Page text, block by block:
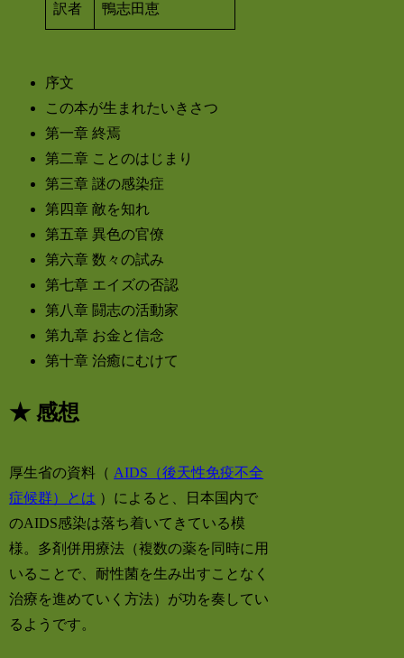
訳者 鴨志田恵
序文
この本が生まれたいきさつ
第一章 終焉
第二章 ことのはじまり
第三章 謎の感染症
第四章 敵を知れ
第五章 異色の官僚
第六章 数々の試み
第七章 エイズの否認
第八章 闘志の活動家
第九章 お金と信念
第十章 治癒にむけて
★ 感想
厚生省の資料（ AIDS（後天性免疫不全
症候群）とは ）によると、日本国内で
のAIDS感染は落ち着いてきている模
様。多剤併用療法（複数の薬を同時に用
いることで、耐性菌を生み出すことなく
治療を進めていく方法）が功を奏してい
るようです。